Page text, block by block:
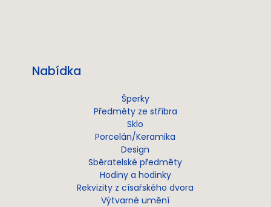
Nabídka
Šperky
Předměty ze stříbra
Sklo
Porcelán/Keramika
Design
Sběratelské předměty
Hodiny a hodinky
Rekvizity z císařského dvora
Výtvarné umění